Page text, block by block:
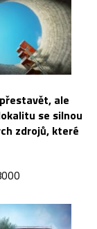
ale
se silnou
zdrojů, které